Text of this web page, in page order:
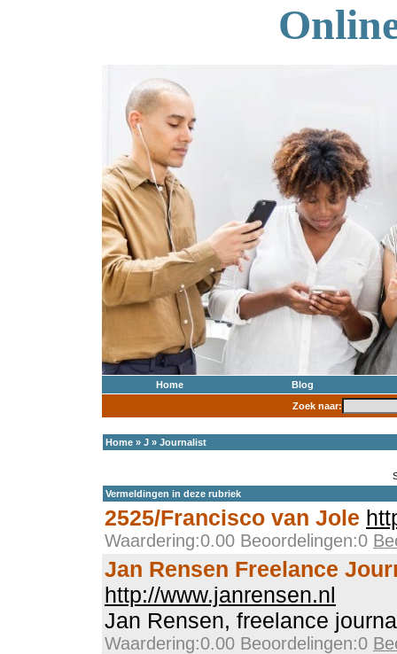
Home
Blog
Zoek naar:
Home » J » Journalist
Vermeldingen in deze rubriek
2525/Francisco van Jole
Waardering:0.00 Beoordelingen:0
Jan Rensen Freelance
http://www.janrensen.nl
Jan Rensen, freelance
Waardering:0.00 Beoordelingen:0